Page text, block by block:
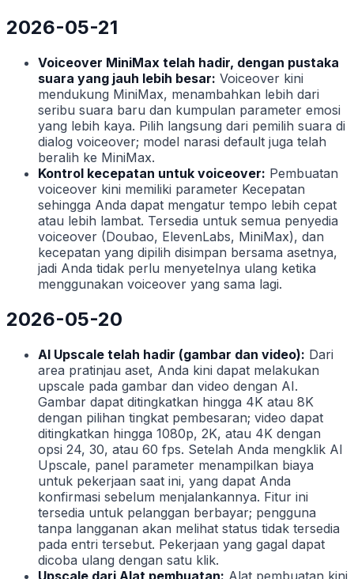
2026-05-21
Voiceover MiniMax telah hadir, dengan pustaka
suara yang jauh lebih besar: Voiceover kini
mendukung MiniMax, menambahkan lebih dari
seribu suara baru dan kumpulan parameter emosi
yang lebih kaya. Pilih langsung dari pemilih suara di
dialog voiceover; model narasi default juga telah
beralih ke MiniMax.
Kontrol kecepatan untuk voiceover: Pembuatan
voiceover kini memiliki parameter Kecepatan
sehingga Anda dapat mengatur tempo lebih cepat
atau lebih lambat. Tersedia untuk semua penyedia
voiceover (Doubao, ElevenLabs, MiniMax), dan
kecepatan yang dipilih disimpan bersama asetnya,
jadi Anda tidak perlu menyetelnya ulang ketika
menggunakan voiceover yang sama lagi.
2026-05-20
AI Upscale telah hadir (gambar dan video): Dari
area pratinjau aset, Anda kini dapat melakukan
upscale pada gambar dan video dengan AI.
Gambar dapat ditingkatkan hingga 4K atau 8K
dengan pilihan tingkat pembesaran; video dapat
ditingkatkan hingga 1080p, 2K, atau 4K dengan
opsi 24, 30, atau 60 fps. Setelah Anda mengklik AI
Upscale, panel parameter menampilkan biaya
untuk pekerjaan saat ini, yang dapat Anda
konfirmasi sebelum menjalankannya. Fitur ini
tersedia untuk pelanggan berbayar; pengguna
tanpa langganan akan melihat status tidak tersedia
pada entri tersebut. Pekerjaan yang gagal dapat
dicoba ulang dengan satu klik.
Upscale dari Alat pembuatan: Alat pembuatan kini